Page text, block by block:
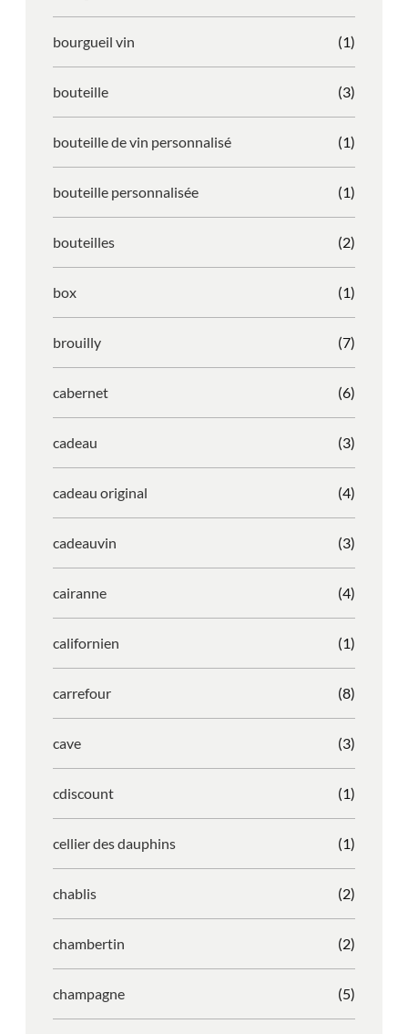
bourgueil vin (1)
bouteille (3)
bouteille de vin personnalisé (1)
bouteille personnalisée (1)
bouteilles (2)
box (1)
brouilly (7)
cabernet (6)
cadeau (3)
cadeau original (4)
cadeauvin (3)
cairanne (4)
californien (1)
carrefour (8)
cave (3)
cdiscount (1)
cellier des dauphins (1)
chablis (2)
chambertin (2)
champagne (5)